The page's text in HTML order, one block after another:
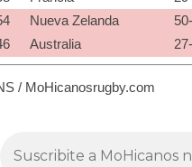
Nueva Zelanda
Australia
/ MoHicanosrugby.com